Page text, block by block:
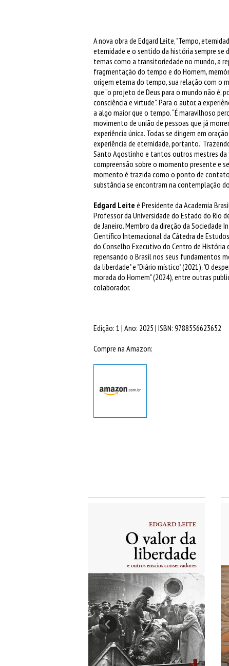
A nova obra de Edgard Leite, "Tempo,
eternidade e o sentido da história sempre se
temas como a transitoriedade no mundo, a
fragmentação do tempo e do Homem,
origem eterna do tempo, sua relação com o
que “o projeto de Deus para o mundo não é,
consciência e virtude”. Para o autor, a
a algo maior que o tempo. “É maravilhoso
movimento de união de pessoas que já
experiência única. Todas se dirigem em
experiência de eternidade, portanto.”
Santo Agostinho e tantos outros mestres
compreensão sobre o momento presente e
momento é trazida como o ponto de
substância se encontram na contemplação
Edgard Leite é Presidente da Academia
Professor da Universidade do Estado do Rio
de Janeiro. Membro da direção da Sociedade
Científico Internacional da Cátedra de
do Conselho Executivo do Centro de História
repensando o Brasil nos seus fundamentos
da liberdade" e "Diário místico" (2021), "O
morada do Homem" (2024), entre outras
colaborador.
Edição: 1 | Ano: 2025 | ISBN: 9788556623652
Compre na Amazon: